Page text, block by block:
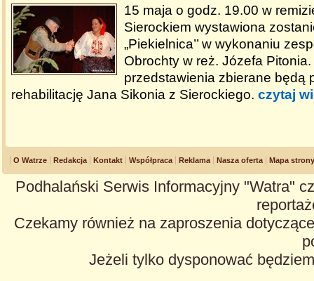
15 maja o godz. 19.00 w
Sierockiem wystawiona
„Piekielnica’’ w wykonaniu
Obrochty w reż. Józefa
przedstawienia zbierane będą
rehabilitację Jana Sikonia z Sierockiego. czytaj
O Watrze Redakcja Kontakt Współpraca Reklama Nasza oferta Mapa strony
Podhalański Serwis Informacyjny "Watra"
Czekamy również na zaproszenia
Jeżeli tylko dysponować